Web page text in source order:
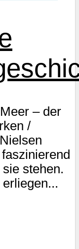
– der
/
stehen.